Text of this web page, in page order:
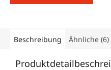
Beschreibung Ähnliche (6)